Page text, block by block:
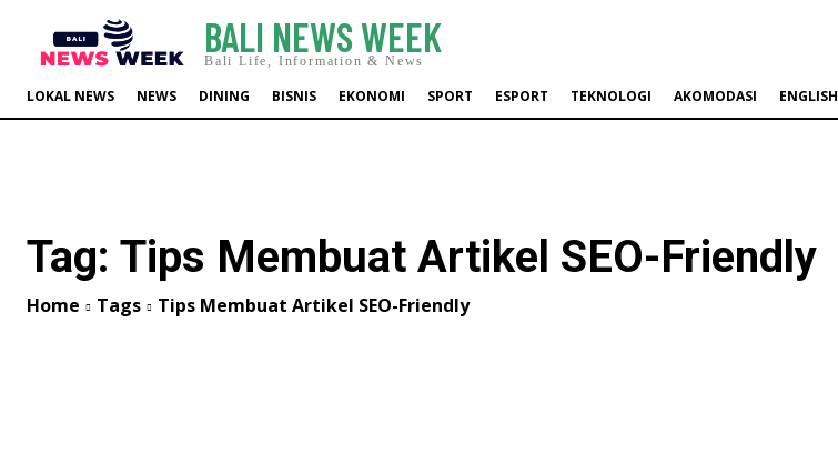
BALI NEWS WEEK
Bali Life, Information & News
LOKAL NEWS NEWS DINING BISNIS EKONOMI SPORT ESPORT TEKNOLOGI AKOMODASI ENGLISH
Tag: Tips Membuat Artikel SEO-Friendly
Home Tags Tips Membuat Artikel SEO-Friendly